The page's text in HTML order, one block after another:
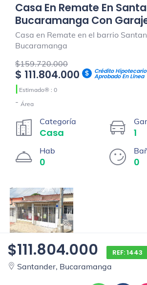
Casa En Remate En
Bucaramanga Con Garaje
Casa en Remate en el barrio
Bucaramanga
$159.720.000
$ 111.804.000 Crédito Hipotecario
Aprobado En Línea
| Estimado® : 0
- Área
Categoría
Casa 1
Hab
0 0
$111.804.000 REF: 1443
Santander, Bucaramanga